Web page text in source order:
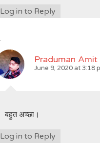
Log in to Reply
Praduman Amit
June 9, 2020 at 3:18
बहुत अच्छा।
Log in to Reply